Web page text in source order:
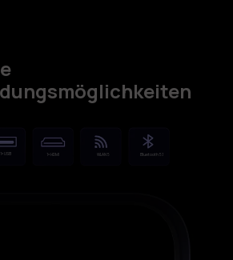
1× USB 1× HDMI WLAN 5 Bluetooth 5.1